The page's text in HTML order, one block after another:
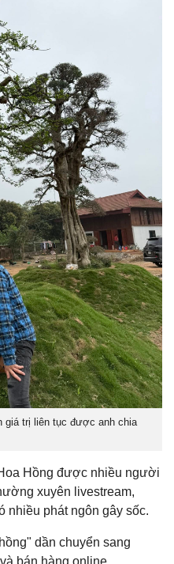
giá trị liên tục được anh chia
Hồng được nhiều người
xuyên livestream,
nhiều phát ngôn gây sốc.
dần chuyển sang
bán hàng online.